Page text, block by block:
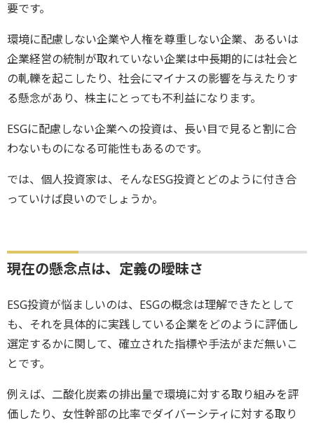
要です。
環境に配慮しない企業や人権を尊重しない企業、あるいは
企業経営の統制が取れていない企業は中長期的には社会と
の軋轢を起こしたり、社会にマイナスの影響を与えたりす
る懸念があり、株主にとっても不利益になります。
ESGに配慮しない企業への投資は、長い目で見ると割に合
わないものになる可能性もあるのです。
では、個人投資家は、そんなESG投資とどのように付き合
っていけば良いのでしょうか。
現在の懸念点は、定義の曖昧さ
ESG投資が悩ましいのは、ESGの概念は理解できたとして
も、それを具体的に実践している企業をどのように評価し
選定するかに関して、確立された指標や手法がまだ無いこ
とです。
例えば、二酸化炭素の排出量で環境に対する取り組みを評
価したり、女性幹部の比率でダイバーシティに対する取り